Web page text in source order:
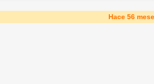
Hace 56